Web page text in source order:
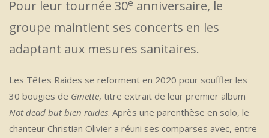
Pour leur tournée 30 anniversaire, le
groupe maintient ses concerts en les
adaptant aux mesures sanitaires.
Les Têtes Raides se reforment en 2020 pour souffler les
30 bougies de Ginette, titre extrait de leur premier album
Not dead but bien raides. Après une parenthèse en solo, le
chanteur Christian Olivier a réuni ses comparses avec, entre